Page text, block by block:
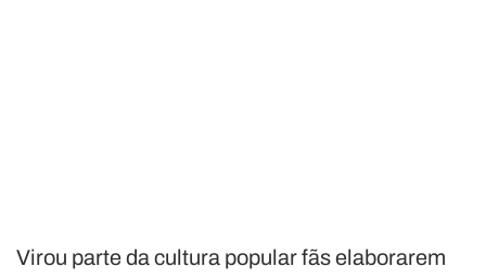
Virou parte da cultura popular fãs elaborarem